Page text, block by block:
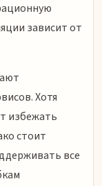
зависит от
Хотя
избежать
стоит
все